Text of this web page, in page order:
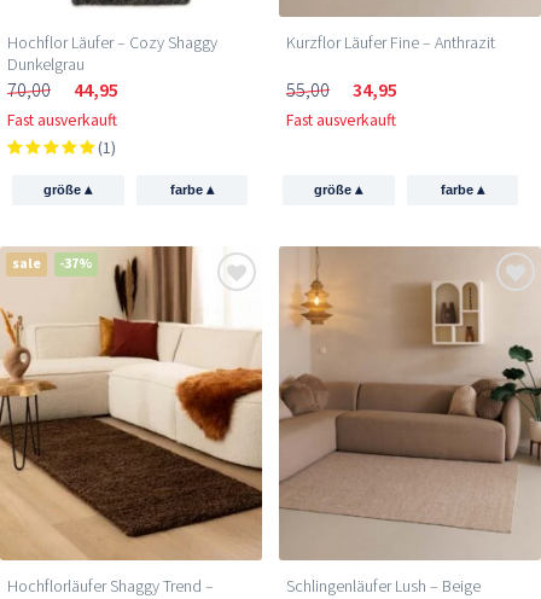
Hochflor Läufer – Cozy Shaggy
Dunkelgrau
70,00 44,95
Fast ausverkauft
(1)
größe▴ farbe ▴
Kurzflor Läufer Fine – Anthrazit
55,00 34,95
Fast ausverkauft
größe▴ farbe ▴
sale -37%
Hochflorläufer Shaggy Trend –
Schlingenläufer Lush – Beige